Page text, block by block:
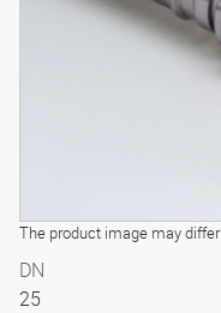
The product image may differ
DN
25